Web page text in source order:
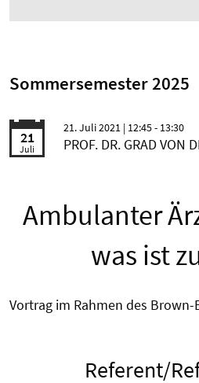
Sommersemester 2025
21
Juli
21. Juli 2021 | 12:45 - 13:30
PROF. DR. GRAD VON
Ambulanter
was ist
Vortrag im Rahmen des Brown-
Referent/